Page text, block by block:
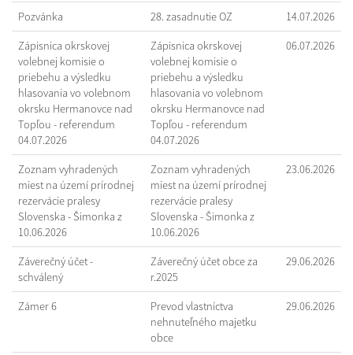
Pozvánka 28. zasadnutie OZ 14.07.2026
Zápisnica okrskovej
volebnej komisie o
priebehu a výsledku
hlasovania vo volebnom
okrsku Hermanovce nad
Topľou - referendum
04.07.2026
Zápisnica okrskovej
volebnej komisie o
priebehu a výsledku
hlasovania vo volebnom
okrsku Hermanovce nad
Topľou - referendum
04.07.2026
06.07.2026
Zoznam vyhradených
miest na území prírodnej
rezervácie pralesy
Slovenska - Šimonka z
10.06.2026
Zoznam vyhradených
miest na území prírodnej
rezervácie pralesy
Slovenska - Šimonka z
10.06.2026
23.06.2026
Záverečný účet -
schválený
Záverečný účet obce za
r.2025
29.06.2026
Zámer 6
Prevod vlastníctva
nehnuteľného majetku
obce
29.06.2026